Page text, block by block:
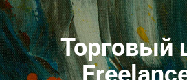
Торговый